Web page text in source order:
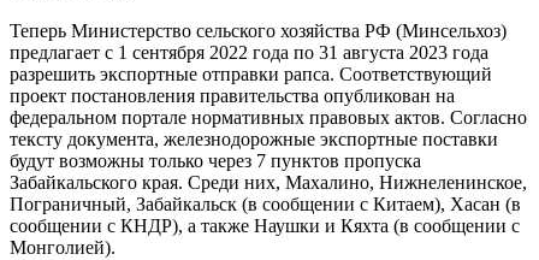
Теперь Министерство сельского хозяйства РФ (Минсельхоз)
предлагает с 1 сентября 2022 года по 31 августа 2023 года
разрешить экспортные отправки рапса. Соответствующий
проект постановления правительства опубликован на
федеральном портале нормативных правовых актов. Согласно
тексту документа, железнодорожные экспортные поставки
будут возможны только через 7 пунктов пропуска
Забайкальского края. Среди них, Махалино, Нижнеленинское,
Пограничный, Забайкальск (в сообщении с Китаем), Хасан (в
сообщении с КНДР), а также Наушки и Кяхта (в сообщении с
Монголией).